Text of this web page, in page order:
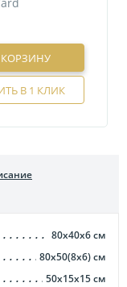
КОРЗИНУ
В 1 КЛИК
80х40х6см
80х50(8х6)см
50х15х15см